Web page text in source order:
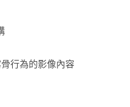
行為的影像內容